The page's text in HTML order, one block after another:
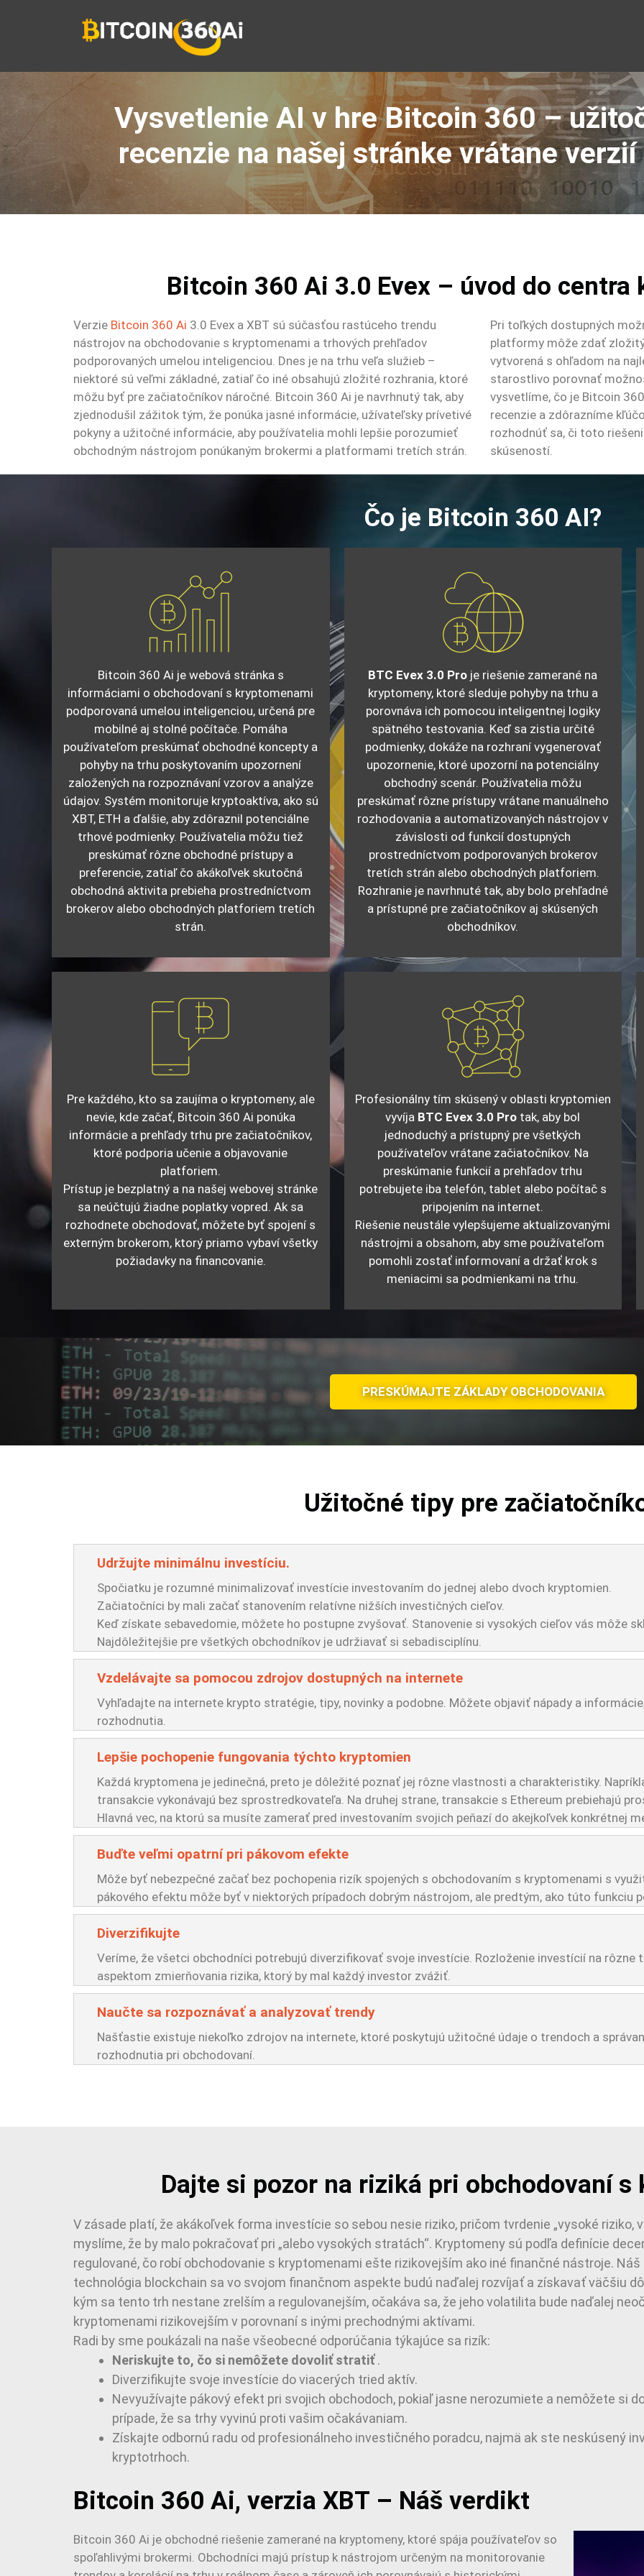
Vysvetlenie AI v hre Bitcoin 360 –
recenzie na našej stránke vrátane verzií
Bitcoin 360 Ai 3.0 Evex – úvod do centra
Verzie Bitcoin 360 Ai 3.0 Evex a XBT sú súčasťou rastúceho trendu
nástrojov na obchodovanie s kryptomenami a trhových prehľadov
podporovaných umelou inteligenciou. Dnes je na trhu veľa služieb –
niektoré sú veľmi základné, zatiaľ čo iné obsahujú zložité rozhrania, ktoré
môžu byť pre začiatočníkov náročné. Bitcoin 360 Ai je navrhnutý tak, aby
zjednodušil zážitok tým, že ponúka jasné informácie, užívateľsky prívetivé
pokyny a užitočné informácie, aby používatelia mohli lepšie porozumieť
obchodným nástrojom ponúkaným brokermi a platformami tretích strán.
Pri toľkých dostupných
platformy môže zdať
vytvorená s ohľadom na
starostlivo porovnať
vysvetlíme, čo je Bitcoin
recenzie a zdôrazníme
rozhodnúť sa, či toto
skúseností.
Čo je Bitcoin 360 AI?
Bitcoin 360 Ai je webová stránka s
informáciami o obchodovaní s kryptomenami
podporovaná umelou inteligenciou, určená pre
mobilné aj stolné počítače. Pomáha
používateľom preskúmať obchodné koncepty a
pohyby na trhu poskytovaním upozornení
založených na rozpoznávaní vzorov a analýze
údajov. Systém monitoruje kryptoaktíva, ako sú
XBT, ETH a ďalšie, aby zdôraznil potenciálne
trhové podmienky. Používatelia môžu tiež
preskúmať rôzne obchodné prístupy a
preferencie, zatiaľ čo akákoľvek skutočná
obchodná aktivita prebieha prostredníctvom
brokerov alebo obchodných platforiem tretích
strán.
BTC Evex 3.0 Pro je riešenie zamerané na
kryptomeny, ktoré sleduje pohyby na trhu a
porovnáva ich pomocou inteligentnej logiky
spätného testovania. Keď sa zistia určité
podmienky, dokáže na rozhraní vygenerovať
upozornenie, ktoré upozorní na potenciálny
obchodný scenár. Používatelia môžu
preskúmať rôzne prístupy vrátane manuálneho
rozhodovania a automatizovaných nástrojov v
závislosti od funkcií dostupných
prostredníctvom podporovaných brokerov
tretích strán alebo obchodných platforiem.
Rozhranie je navrhnuté tak, aby bolo prehľadné
a prístupné pre začiatočníkov aj skúsených
obchodníkov.
Pre každého, kto sa zaujíma o kryptomeny, ale
nevie, kde začať, Bitcoin 360 Ai ponúka
informácie a prehľady trhu pre začiatočníkov,
ktoré podporia učenie a objavovanie
platforiem.
Prístup je bezplatný a na našej webovej stránke
sa neúčtujú žiadne poplatky vopred. Ak sa
rozhodnete obchodovať, môžete byť spojení s
externým brokerom, ktorý priamo vybaví všetky
požiadavky na financovanie.
Profesionálny tím skúsený v oblasti kryptomien
vyvíja BTC Evex 3.0 Pro tak, aby bol
jednoduchý a prístupný pre všetkých
používateľov vrátane začiatočníkov. Na
preskúmanie funkcií a prehľadov trhu
potrebujete iba telefón, tablet alebo počítač s
pripojením na internet.
Riešenie neustále vylepšujeme aktualizovanými
nástrojmi a obsahom, aby sme používateľom
pomohli zostať informovaní a držať krok s
meniacimi sa podmienkami na trhu.
PRESKÚMAJTE ZÁKLADY OBCHODOVANIA
Užitočné tipy pre
Udržujte minimálnu investíciu.
Spočiatku je rozumné minimalizovať investície investovaním do jednej alebo dvoch kryptomien.
Začiatočníci by mali začať stanovením relatívne nižších investičných cieľov.
Keď získate sebavedomie, môžete ho postupne zvyšovať. Stanovenie si vysokých cieľov vás môže
Najdôležitejšie pre všetkých obchodníkov je udržiavať si sebadisciplínu.
Vzdelávajte sa pomocou zdrojov dostupných na internete
Vyhľadajte na internete krypto stratégie, tipy, novinky a podobne. Môžete objaviť nápady a
rozhodnutia.
Lepšie pochopenie fungovania týchto kryptomien
Každá kryptomena je jedinečná, preto je dôležité poznať jej rôzne vlastnosti a charakteristiky.
transakcie vykonávajú bez sprostredkovateľa. Na druhej strane, transakcie s Ethereum prebiehajú
Hlavná vec, na ktorú sa musíte zamerať pred investovaním svojich peňazí do akejkoľvek konkrétnej
Buďte veľmi opatrní pri pákovom efekte
Môže byť nebezpečné začať bez pochopenia rizík spojených s obchodovaním s kryptomenami s
pákového efektu môže byť v niektorých prípadoch dobrým nástrojom, ale predtým, ako túto funkciu
Diverzifikujte
Veríme, že všetci obchodníci potrebujú diverzifikovať svoje investície. Rozloženie investícií na rôzne
aspektom zmierňovania rizika, ktorý by mal každý investor zvážiť.
Naučte sa rozpoznávať a analyzovať trendy
Našťastie existuje niekoľko zdrojov na internete, ktoré poskytujú užitočné údaje o trendoch a
rozhodnutia pri obchodovaní.
Dajte si pozor na riziká pri obchodovaní
V zásade platí, že akákoľvek forma investície so sebou nesie riziko, pričom tvrdenie „vysoké riziko,
myslíme, že by malo pokračovať pri „alebo vysokých stratách“. Kryptomeny sú podľa definície
regulované, čo robí obchodovanie s kryptomenami ešte rizikovejším ako iné finančné nástroje.
technológia blockchain sa vo svojom finančnom aspekte budú naďalej rozvíjať a získavať väčšiu
kým sa tento trh nestane zrelším a regulovanejším, očakáva sa, že jeho volatilita bude naďalej
kryptomenami rizikovejším v porovnaní s inými prechodnými aktívami.
Radi by sme poukázali na naše všeobecné odporúčania týkajúce sa rizík:
Neriskujte to, čo si nemôžete dovoliť stratiť.
Diverzifikujte svoje investície do viacerých tried aktív.
Nevyužívajte pákový efekt pri svojich obchodoch, pokiaľ jasne nerozumiete a nemôžete si
prípade, že sa trhy vyvinú proti vašim očakávaniam.
Získajte odbornú radu od profesionálneho investičného poradcu, najmä ak ste neskúsený
kryptotrhoch.
Bitcoin 360 Ai, verzia XBT – Náš verdikt
Bitcoin 360 Ai je obchodné riešenie zamerané na kryptomeny, ktoré spája používateľov so
spoľahlivými brokermi. Obchodníci majú prístup k nástrojom určeným na monitorovanie